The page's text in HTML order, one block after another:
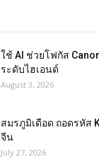
ใช้ AI ช่วยโฟกัส
ระดับไฮเอนด์
August 3, 2026
สมรภูมิเดือด ถอดรหัส
จีน
July 27, 2026